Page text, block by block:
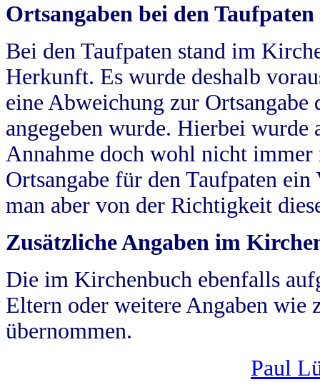
Ortsangaben bei den Taufpaten
Bei den Taufpaten stand im
Herkunft. Es wurde deshalb
eine Abweichung zur
angegeben wurde. Hierbei wurde
Annahme doch wohl nicht
Ortsangabe für den Taufpaten
man aber von der Richtigkeit
Zusätzliche Angaben im
Die im Kirchenbuch ebenfalls
Eltern oder weitere Angaben wie
übernommen.
Paul